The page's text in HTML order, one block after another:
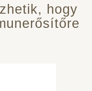
hogy